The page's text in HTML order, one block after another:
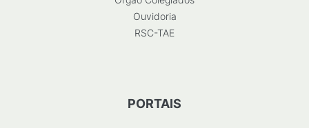
Ouvidoria
RSC-TAE
PORTAIS